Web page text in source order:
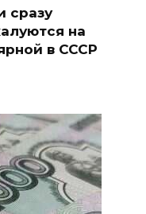
сразу
на
в СССР